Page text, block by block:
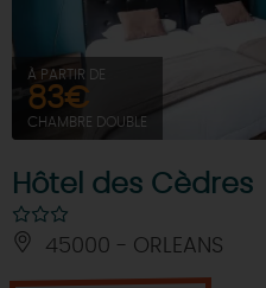
À PARTIR DE
83€
CHAMBRE DOUBLE
Hôtel des Cèdres
45000 - ORLEANS